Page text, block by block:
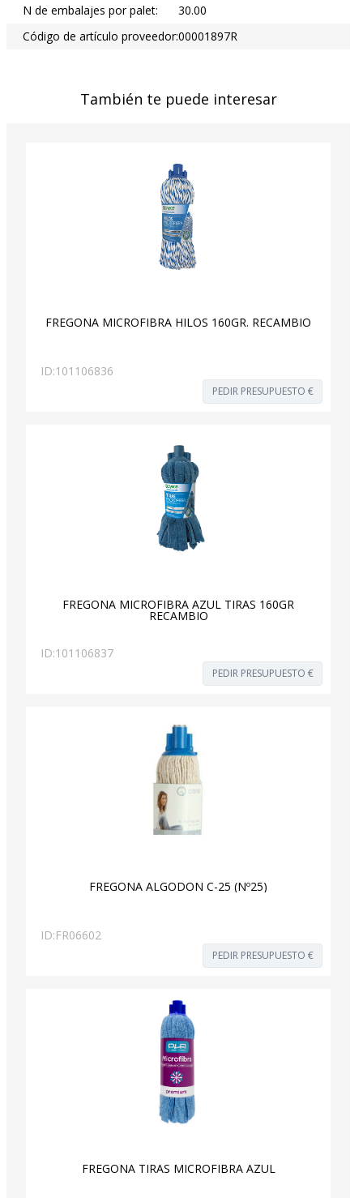
N de embalajes por palet:
30.00
Código de artículo proveedor:00001897R
También te puede interesar
FREGONA MICROFIBRA HILOS 160GR. RECAMBIO
ID:101106836
PEDIR PRESUPUESTO €
FREGONA MICROFIBRA AZUL TIRAS 160GR
RECAMBIO
ID:101106837
PEDIR PRESUPUESTO €
FREGONA ALGODON C-25 (Nº25)
ID:FR06602
PEDIR PRESUPUESTO €
FREGONA TIRAS MICROFIBRA AZUL